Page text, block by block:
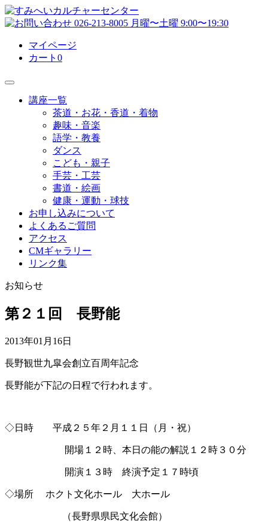
マイページ
カート 0
講座一覧
茶道・お花・香道・着物
趣味・音楽
語学・教養
ダンス
こども・親子
手芸・工芸
書道・絵画
健康・運動・球技
お申し込みについて
よくあるご質問
アクセス
CMギャラリー
リンク集
お知らせ
第２１回 長野能
2013年01月16日
長野観世九皐会創立百周年記念
長野能が下記の日程で行われます。
◇日時 平成２５年２月１１日（月・祝）
開場１２時、本日の能の解説１２時３０分
開演１３時 終演予定１７時頃
◇場所 ホクト文化ホール 大ホール
（長野県県民文化会館）